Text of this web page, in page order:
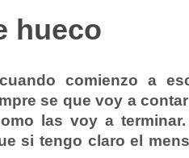
hueco
comienzo a
se que voy a
las voy a
si tengo claro el